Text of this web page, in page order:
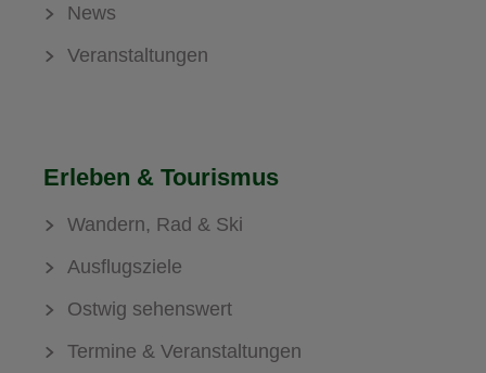
News
Veranstaltungen
Erleben & Tourismus
Wandern, Rad & Ski
Ausflugsziele
Ostwig sehenswert
Termine & Veranstaltungen